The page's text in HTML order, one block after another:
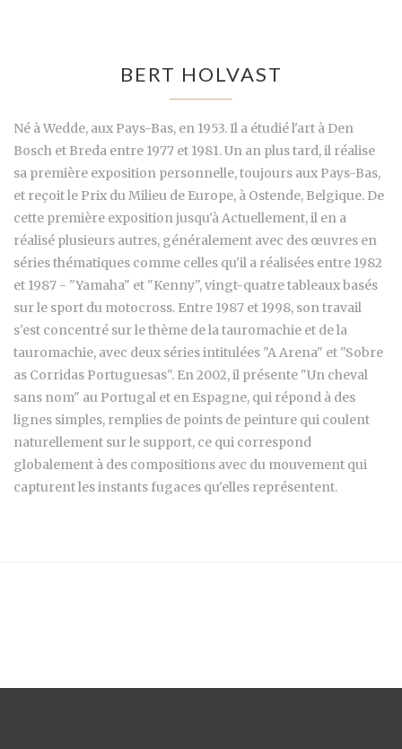
BERT HOLVAST
Né à Wedde, aux Pays-Bas, en 1953. Il a étudié l'art à Den
Bosch et Breda entre 1977 et 1981. Un an plus tard, il réalise
sa première exposition personnelle, toujours aux Pays-Bas,
et reçoit le Prix du Milieu de Europe, à Ostende, Belgique. De
cette première exposition jusqu'à Actuellement, il en a
réalisé plusieurs autres, généralement avec des œuvres en
séries thématiques comme celles qu'il a réalisées entre 1982
et 1987 - "Yamaha" et "Kenny", vingt-quatre tableaux basés
sur le sport du motocross. Entre 1987 et 1998, son travail
s'est concentré sur le thème de la tauromachie et de la
tauromachie, avec deux séries intitulées "A Arena" et "Sobre
as Corridas Portuguesas". En 2002, il présente "Un cheval
sans nom" au Portugal et en Espagne, qui répond à des
lignes simples, remplies de points de peinture qui coulent
naturellement sur le support, ce qui correspond
globalement à des compositions avec du mouvement qui
capturent les instants fugaces qu'elles représentent.